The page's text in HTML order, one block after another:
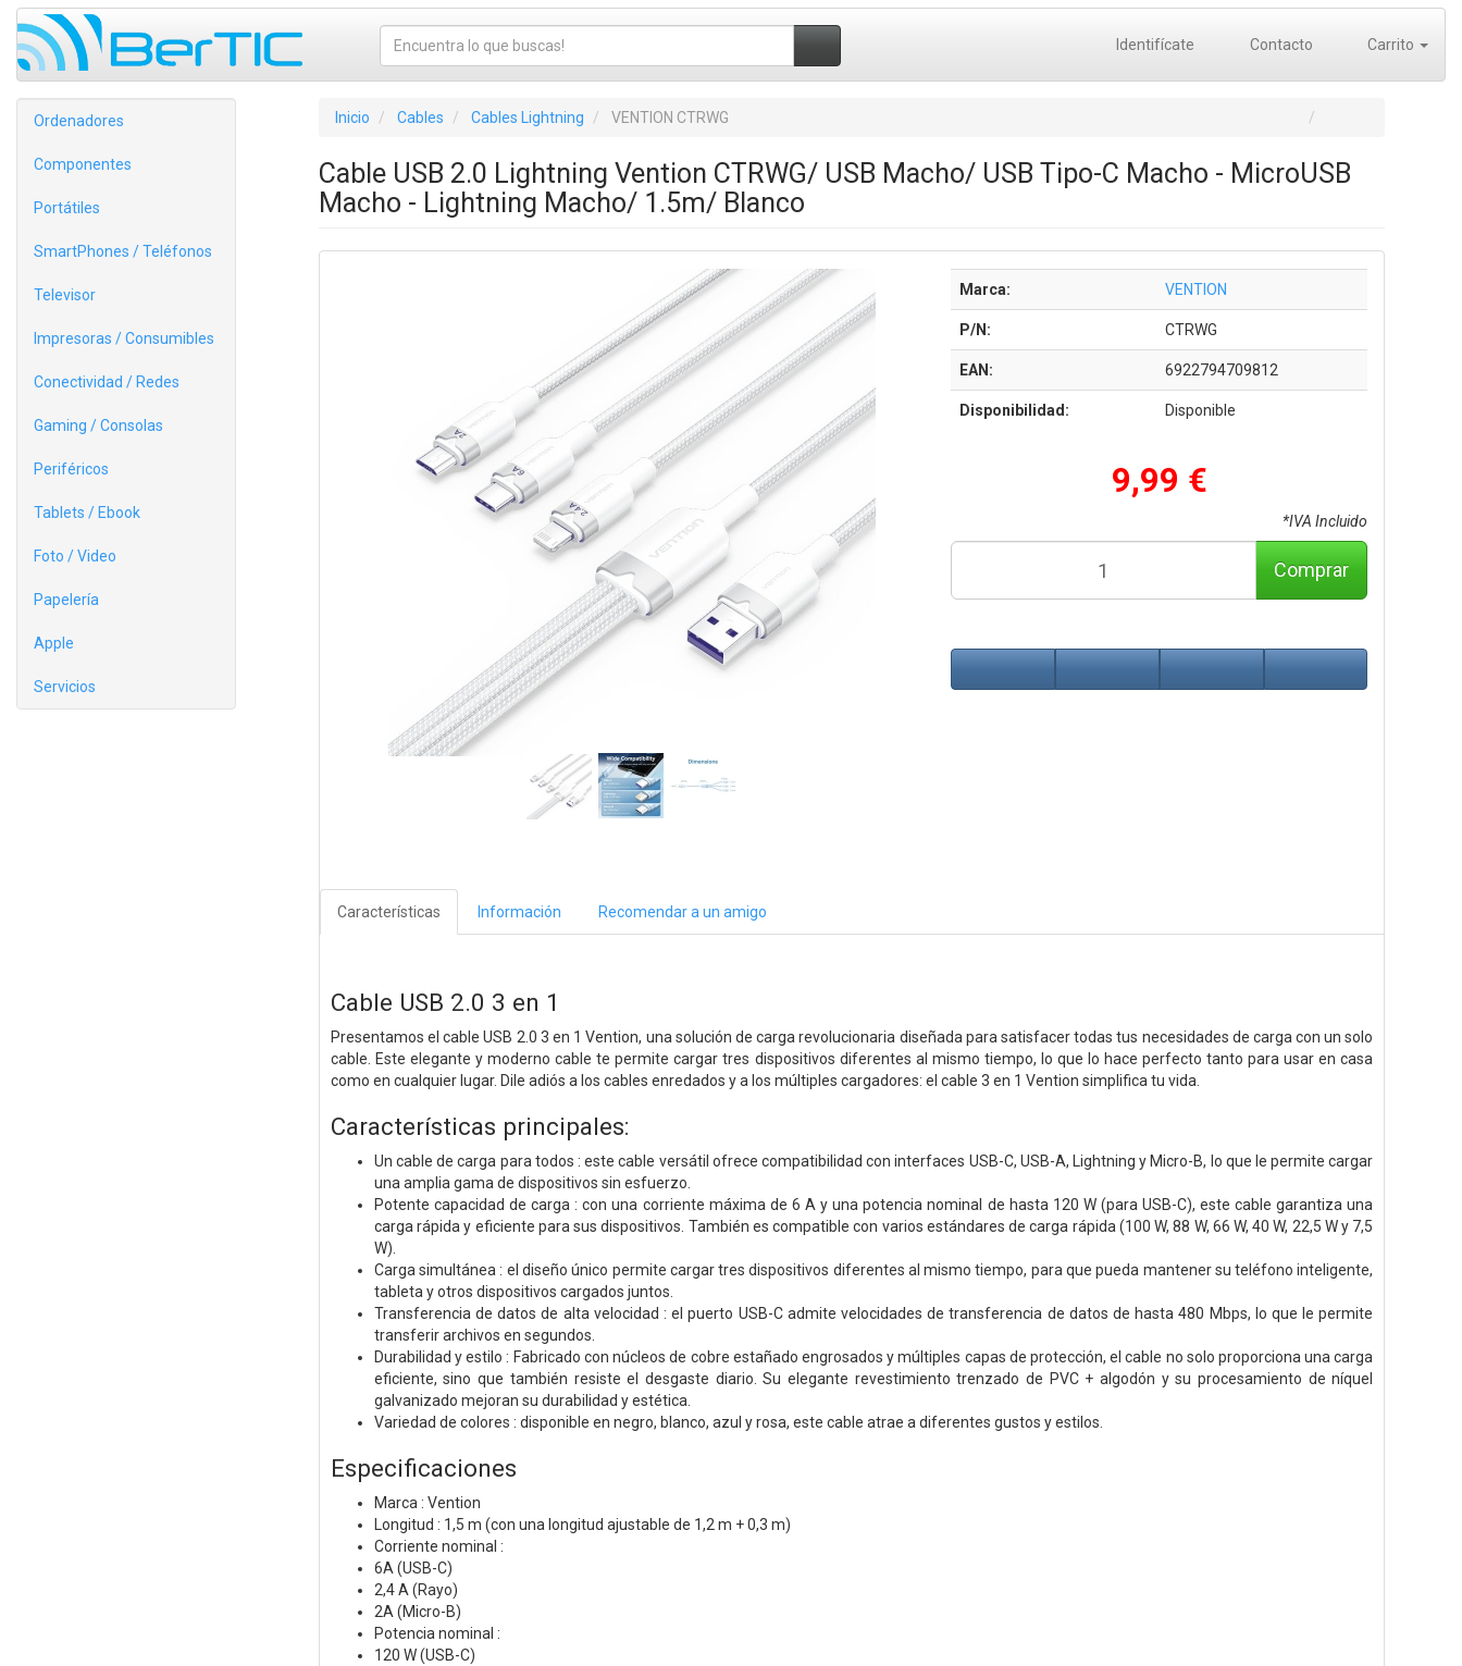
Identifícate Contacto Carrito
Ordenadores
Componentes
Portátiles
SmartPhones / Teléfonos
Televisor
Impresoras / Consumibles
Conectividad / Redes
Gaming / Consolas
Periféricos
Tablets / Ebook
Foto / Video
Papelería
Apple
Servicios
Inicio Cables Cables Lightning VENTION CTRWG
Cable USB 2.0 Lightning Vention CTRWG/ USB Macho/ USB Tipo-C Macho - MicroUSB
Macho - Lightning Macho/ 1.5m/ Blanco
Marca: VENTION
P/N: CTRWG
EAN: 6922794709812
Disponibilidad: Disponible
9,99 €
*IVA Incluido
Comprar
Características Información Recomendar a un amigo
Cable USB 2.0 3 en 1
Presentamos el cable USB 2.0 3 en 1 Vention, una solución de carga revolucionaria diseñada para satisfacer todas tus necesidades de carga con un solo
cable. Este elegante y moderno cable te permite cargar tres dispositivos diferentes al mismo tiempo, lo que lo hace perfecto tanto para usar en casa
como en cualquier lugar. Dile adiós a los cables enredados y a los múltiples cargadores: el cable 3 en 1 Vention simplifica tu vida.
Características principales:
Un cable de carga para todos : este cable versátil ofrece compatibilidad con interfaces USB-C, USB-A, Lightning y Micro-B, lo que le permite cargar
una amplia gama de dispositivos sin esfuerzo.
Potente capacidad de carga : con una corriente máxima de 6 A y una potencia nominal de hasta 120 W (para USB-C), este cable garantiza una
carga rápida y eficiente para sus dispositivos. También es compatible con varios estándares de carga rápida (100 W, 88 W, 66 W, 40 W, 22,5 W y 7,5
W).
Carga simultánea : el diseño único permite cargar tres dispositivos diferentes al mismo tiempo, para que pueda mantener su teléfono inteligente,
tableta y otros dispositivos cargados juntos.
Transferencia de datos de alta velocidad : el puerto USB-C admite velocidades de transferencia de datos de hasta 480 Mbps, lo que le permite
transferir archivos en segundos.
Durabilidad y estilo : Fabricado con núcleos de cobre estañado engrosados ​​y múltiples capas de protección, el cable no solo proporciona una carga
eficiente, sino que también resiste el desgaste diario. Su elegante revestimiento trenzado de PVC + algodón y su procesamiento de níquel
galvanizado mejoran su durabilidad y estética.
Variedad de colores : disponible en negro, blanco, azul y rosa, este cable atrae a diferentes gustos y estilos.
Especificaciones
Marca : Vention
Longitud : 1,5 m (con una longitud ajustable de 1,2 m + 0,3 m)
Corriente nominal :
6A (USB-C)
2,4 A (Rayo)
2A (Micro-B)
Potencia nominal :
120 W (USB-C)